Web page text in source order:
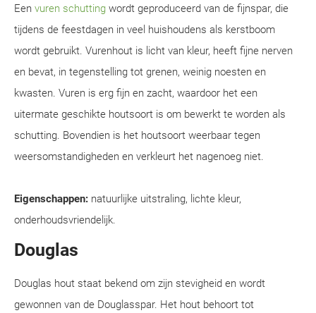
Een vuren schutting wordt geproduceerd van de fijnspar, die
tijdens de feestdagen in veel huishoudens als kerstboom
wordt gebruikt. Vurenhout is licht van kleur, heeft fijne nerven
en bevat, in tegenstelling tot grenen, weinig noesten en
kwasten. Vuren is erg fijn en zacht, waardoor het een
uitermate geschikte houtsoort is om bewerkt te worden als
schutting. Bovendien is het houtsoort weerbaar tegen
weersomstandigheden en verkleurt het nagenoeg niet.
Eigenschappen: natuurlijke uitstraling, lichte kleur,
onderhoudsvriendelijk.
Douglas
Douglas hout staat bekend om zijn stevigheid en wordt
gewonnen van de Douglasspar. Het hout behoort tot